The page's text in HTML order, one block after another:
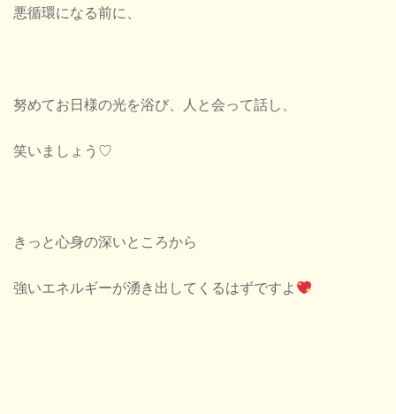
悪循環になる前に、
努めてお日様の光を浴び、人と会って話し、
笑いましょう♡
きっと心身の深いところから
強いエネルギーが湧き出してくるはずですよ